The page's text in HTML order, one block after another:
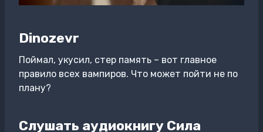
Dinozevr
Поймал, укусил, стер память – вот главное
правило всех вампиров. Что может пойти не по
плану?
Слушать аудиокнигу Сила